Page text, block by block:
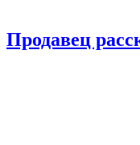
Продавец